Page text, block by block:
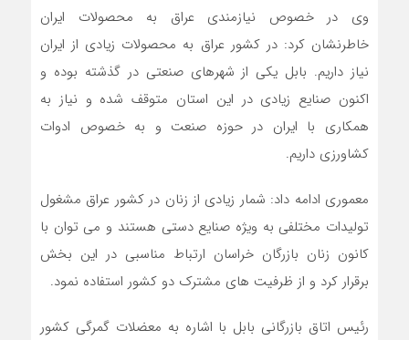
وی در خصوص نیازمندی عراق به محصولات ایران
خاطرنشان کرد: در کشور عراق به محصولات زیادی از ایران
نیاز داریم. بابل یکی از شهرهای صنعتی در گذشته بوده و
اکنون صنایع زیادی در این استان متوقف شده و نیاز به
همکاری با ایران در حوزه صنعت و به خصوص ادوات
کشاورزی داریم.
معموری ادامه داد: شمار زیادی از زنان در کشور عراق مشغول
تولیدات مختلفی به ویژه صنایع دستی هستند و می توان با
کانون زنان بازرگان خراسان ارتباط مناسبی در این بخش
برقرار کرد و از ظرفیت‌ های مشترک دو کشور استفاده نمود.
رئیس اتاق بازرگانی بابل با اشاره به معضلات گمرگی کشور